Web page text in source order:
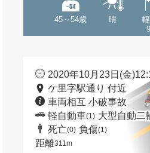
45～54歳 晴
2020年10月23日(金
ケ里字駅通り 付近
車両相互 小破事故
軽自動車(1) 大型自動二
死亡(0) 負傷(1)
距離311m